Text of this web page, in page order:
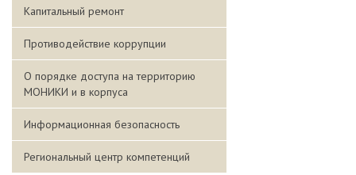
Капитальный ремонт
Противодействие коррупции
О порядке доступа на территорию
МОНИКИ и в корпуса
Информационная безопасность
Региональный центр компетенций